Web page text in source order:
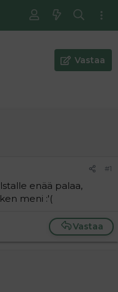
Vastaa
#1
enää palaa,
meni :'(
Vastaa